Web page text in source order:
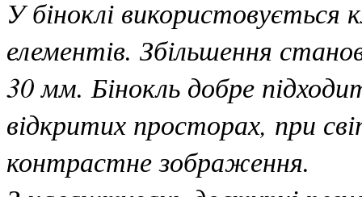
У біноклі
елементів. Збільшення
30 мм. Бінокль добре
відкритих просторах, при
контрастне зображення.